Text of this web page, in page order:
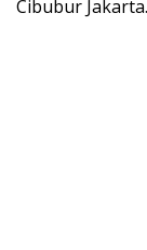
Cibubur Jakarta.